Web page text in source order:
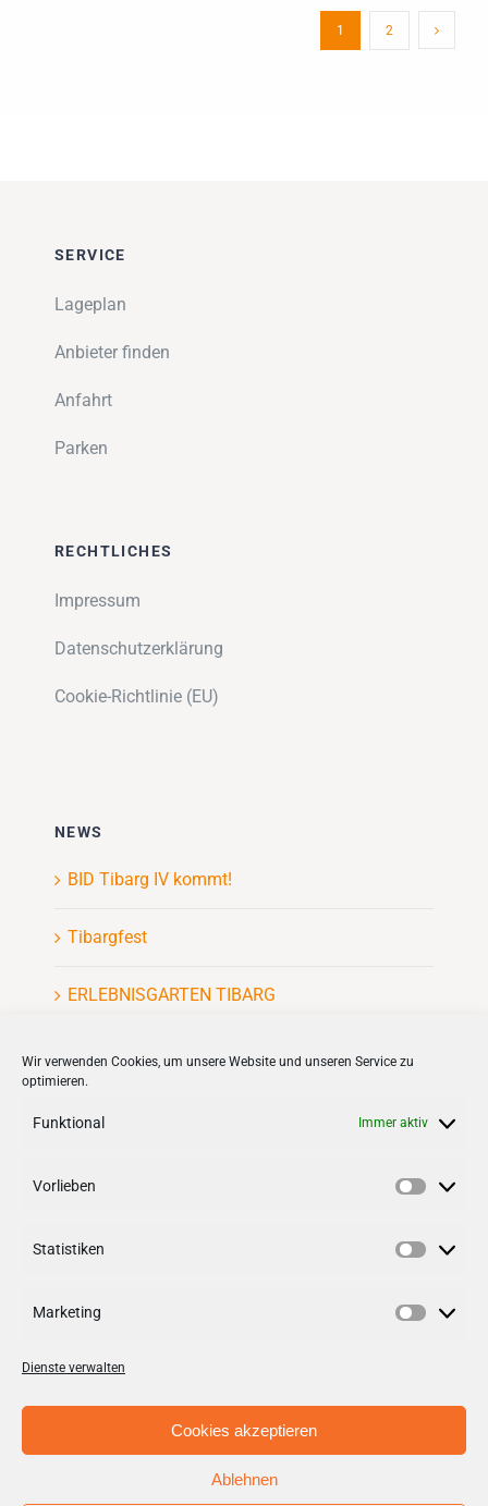
Wir verwenden Cookies, um unsere Website und unseren Service zu
optimieren.
Funktional Immer aktiv
Vorlieben
Statistiken
Marketing
Dienste verwalten
Cookies akzeptieren
Ablehnen
1 2
SERVICE
Lageplan
Anbieter finden
Anfahrt
Parken
RECHTLICHES
Impressum
Datenschutzerklärung
Cookie-Richtlinie (EU)
NEWS
BID Tibarg IV kommt!
Tibargfest
ERLEBNISGARTEN TIBARG
Kinderflohmarkt
Follow us on
© Copyright 2012 - 2026 | Stadt + Handel City- und